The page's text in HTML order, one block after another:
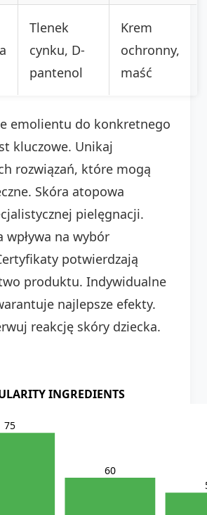
Tlenek
cynku, D-
pantenol
Krem
ochronny,
maść
emolientu do konkretnego
kluczowe. Unikaj
rozwiązań, które mogą
Skóra atopowa
pielęgnacji.
wpływa na wybór
potwierdzają
produktu. Indywidualne
najlepsze efekty.
reakcję skóry dziecka.
INGREDIENTS
75
60